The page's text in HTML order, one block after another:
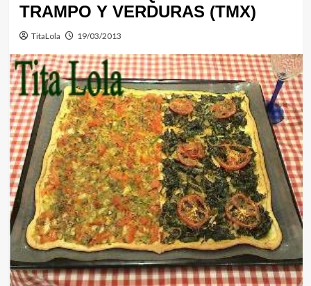
TRAMPO Y VERDURAS (TMX)
TitaLola 19/03/2013